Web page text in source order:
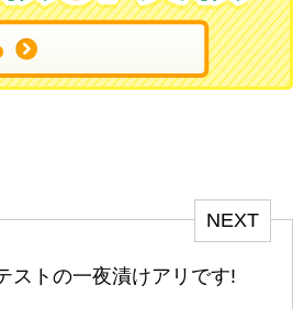
NEXT
ストの一夜漬けアリです!